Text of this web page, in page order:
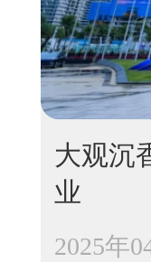
大观沉
业
2025年